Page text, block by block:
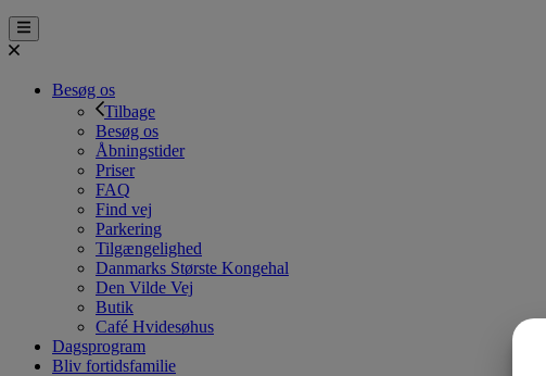
Besøg os
Tilbage
Besøg os
Åbningstider
Priser
FAQ
Find vej
Parkering
Tilgængelighed
Danmarks Største Kongehal
Den Vilde Vej
Butik
Café Hvidesøhus
Dagsprogram
Bliv fortidsfamilie